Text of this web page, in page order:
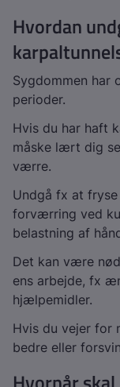
Hvordan
Sygdommen har
perioder.
Hvis du har haft
måske lært dig
værre.
Undgå fx at
forværring ved
belastning af
Det kan være
ens arbejde, fx
hjælpemidler.
Hvis du vejer for
bedre eller